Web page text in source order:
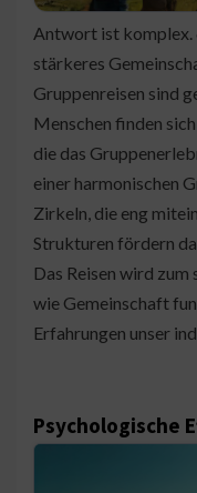
Antwort ist komplex.
stärkeres
Gruppenreisen sind
Menschen finden
die das
einer harmonischen
Zirkeln, die eng
Strukturen fördern
Das Reisen wird
wie Gemeinschaft
Erfahrungen unser
Psychologische